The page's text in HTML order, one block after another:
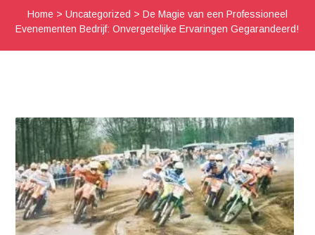
Home> Uncategorized > De Magie van een Professioneel
Evenementen Bedrijf: Onvergetelijke Ervaringen Gegarandeerd!